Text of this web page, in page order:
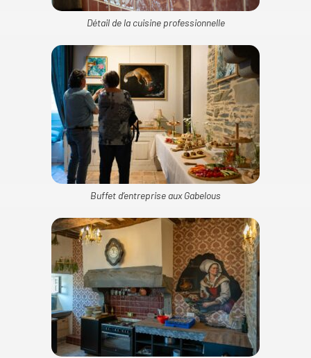
Détail de la cuisine professionnelle
Buffet d’entreprise aux Gabelous